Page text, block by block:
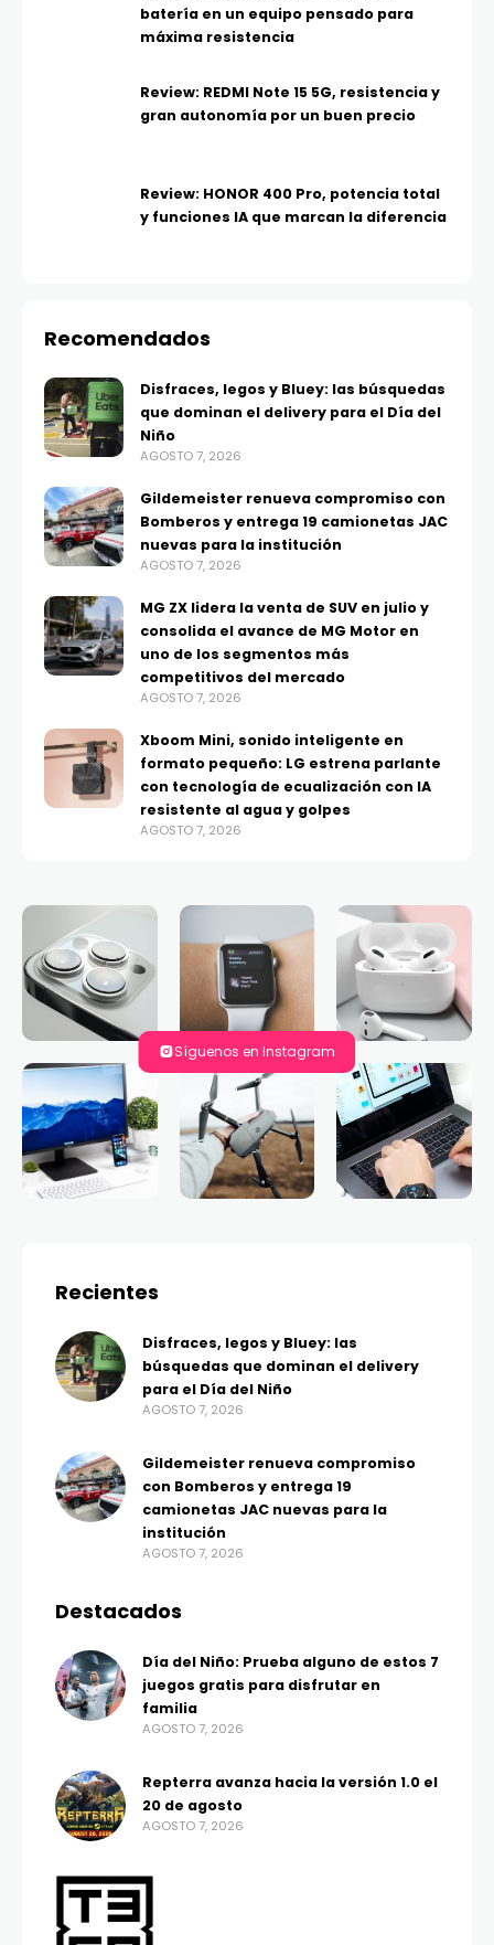
batería en un equipo pensado para
máxima resistencia
Review: REDMI Note 15 5G, resistencia y
gran autonomía por un buen precio
Review: HONOR 400 Pro, potencia total
y funciones IA que marcan la diferencia
Recomendados
Disfraces, legos y Bluey: las búsquedas
que dominan el delivery para el Día del
Niño
AGOSTO 7, 2026
Gildemeister renueva compromiso con
Bomberos y entrega 19 camionetas JAC
nuevas para la institución
AGOSTO 7, 2026
MG ZX lidera la venta de SUV en julio y
consolida el avance de MG Motor en
uno de los segmentos más
competitivos del mercado
AGOSTO 7, 2026
Xboom Mini, sonido inteligente en
formato pequeño: LG estrena parlante
con tecnología de ecualización con IA
resistente al agua y golpes
AGOSTO 7, 2026
Síguenos en Instagram
Recientes
Disfraces, legos y Bluey: las
búsquedas que dominan el delivery
para el Día del Niño
AGOSTO 7, 2026
Gildemeister renueva compromiso
con Bomberos y entrega 19
camionetas JAC nuevas para la
institución
AGOSTO 7, 2026
Destacados
Día del Niño: Prueba alguno de estos 7
juegos gratis para disfrutar en
familia
AGOSTO 7, 2026
Repterra avanza hacia la versión 1.0 el
20 de agosto
AGOSTO 7, 2026